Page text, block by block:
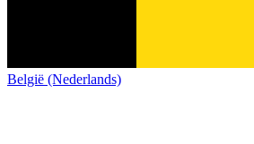
België (Nederlands)